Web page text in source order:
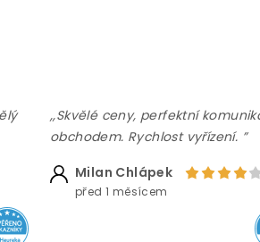
,,Skvělé ceny, perfektní
obchodem. Rychlost vyřízení. ”
Milan Chlápek
před 1 měsícem